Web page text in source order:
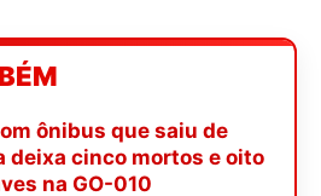
ônibus que saiu de
deixa cinco mortos e oito
na GO-010